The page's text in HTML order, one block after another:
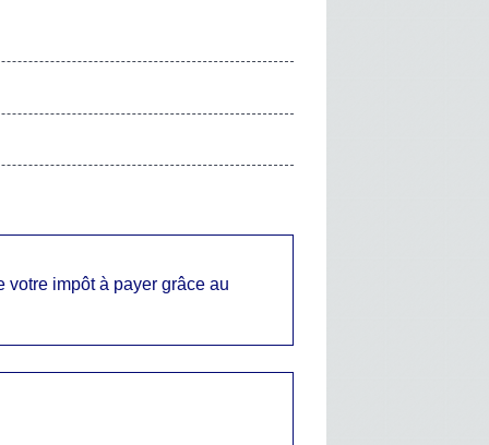
votre impôt à payer grâce au